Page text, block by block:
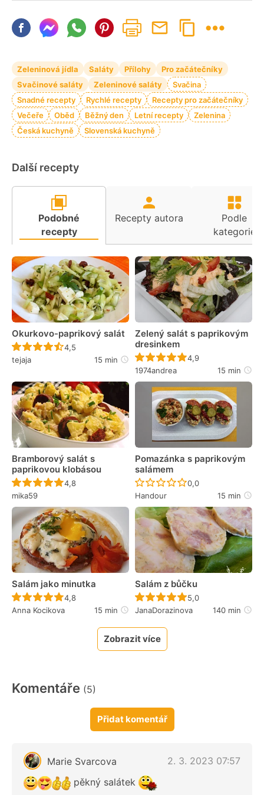
Zeleninová jídla Saláty Přílohy
Pro začátečníky
Svačinové saláty
Zeleninové saláty
Svačina
Snadné recepty
Rychlé recepty
Recepty pro začátečníky
Večeře
Oběd Běžný den Letní recepty
Zelenina
Česká kuchyně
Slovenská kuchyně
Další recepty
Podobné
recepty
Recepty autora
Podle
kategorie
Okurkovo-paprikový salát
Recept ještě nebyl hodnocen
4,5
tejaja
15 min
Zelený salát s paprikovým
dresinkem
Recept ještě nebyl
4,9
1974andrea
15 min
Bramborový salát s
paprikovou klobásou
Recept ještě nebyl hodnocen
4,8
mika59
Pomazánka s paprikovým
salámem
Recept ještě nebyl
0,0
Handour
15 min
Salám jako minutka
Recept ještě nebyl hodnocen
4,8
Anna Kocikova
15 min
Salám z bůčku
Recept ještě nebyl
5,0
JanaDorazinova
140 min
Zobrazit více
Komentáře (5)
Přidat komentář
Marie Svarcova
2. 3. 2023 07:57
pěkný salátek